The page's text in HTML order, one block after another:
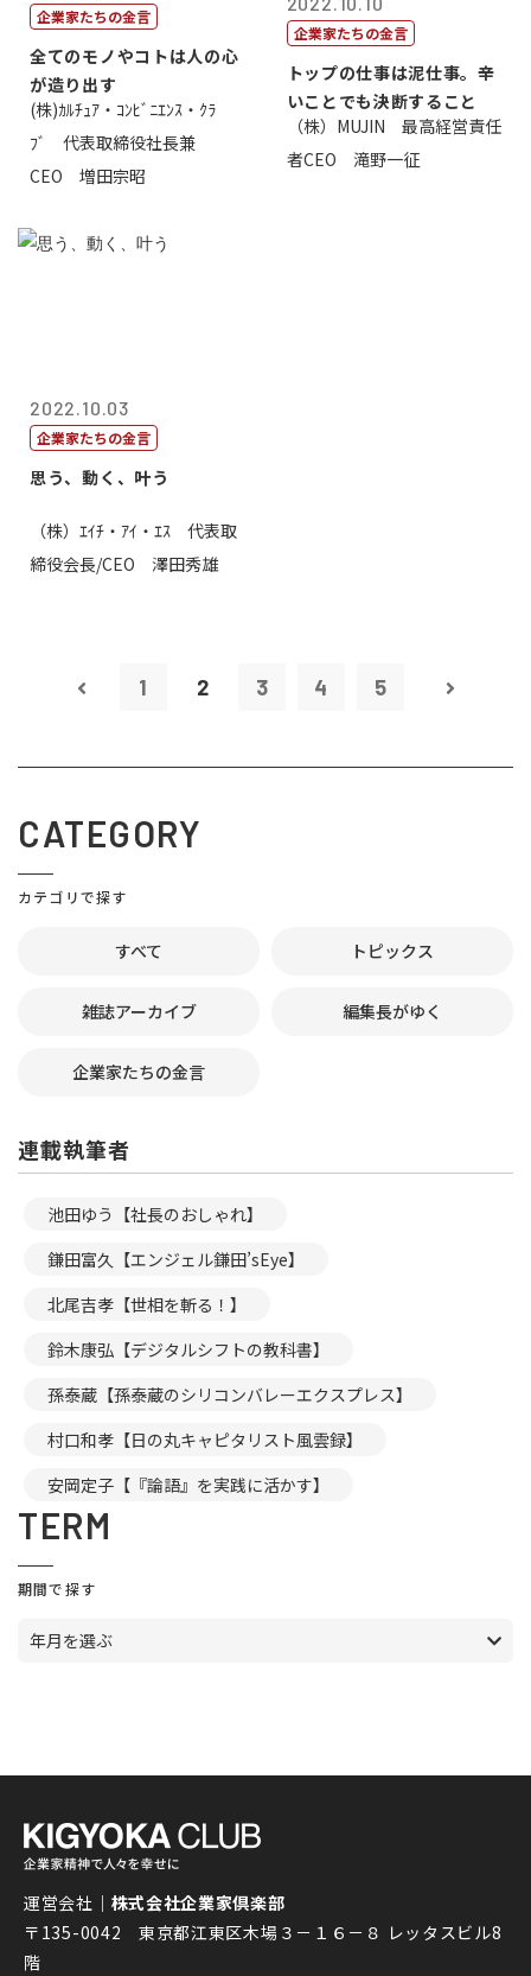
企業家たちの金言
全てのモノやコトは人の心
が造り出す
(株)ｶﾙﾁｭｱ・ｺﾝﾋﾞﾆｴﾝｽ・ｸﾗ
ﾌﾞ 代表取締役社長兼
CEO 増田宗昭
企業家たちの金言
トップの仕事は泥仕事。辛
いことでも決断すること
（株）MUJIN 最高経営責任
者CEO 滝野一征
2022.10.03
企業家たちの金言
思う、動く、叶う
（株）ｴｲﾁ・ｱｲ・ｴｽ 代表取
締役会長/CEO 澤田秀雄
1 2 3 4 5
CATEGORY
カテゴリで探す
すべて トピックス
雑誌アーカイブ 編集長がゆく
企業家たちの金言
連載執筆者
池田ゆう【社長のおしゃれ】
鎌田富久【エンジェル鎌田’sEye】
北尾吉孝【世相を斬る！】
鈴木康弘【デジタルシフトの教科書】
孫泰蔵【孫泰蔵のシリコンバレーエクスプレス】
村口和孝【日の丸キャピタリスト風雲録】
安岡定子【『論語』を実践に活かす】
TERM
期間で探す
年月を選ぶ
運営会社｜ 株式会社企業家倶楽部
〒135-0042 東京都江東区木場３－１６－８ レッタスビル8
階